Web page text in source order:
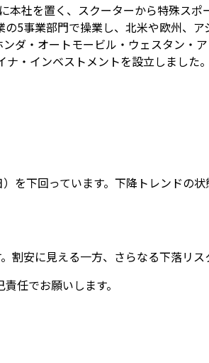
社を置く、スクーターから特殊ス
5事業部門で操業し、北米や欧州、ア
ダ・オートモービル・ウェスタン・
・インベストメントを設立しました。
を下回っています。下降トレンドの
安に見える一方、さらなる下落リス
任でお願いします。